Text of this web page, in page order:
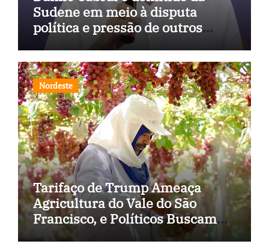
Sudene em meio à disputa
política e pressão de outros
estados
Nordeste
Tarifaço de Trump Ameaça
Agricultura do Vale do São
Francisco, e Políticos Buscam
Soluções